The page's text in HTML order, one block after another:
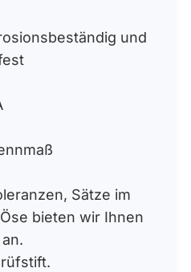
und
Sätze im
bieten wir Ihnen